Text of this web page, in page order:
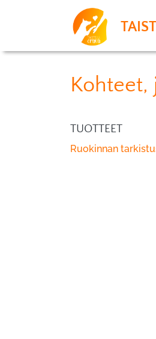
TUOTTEET
Ruokinnan